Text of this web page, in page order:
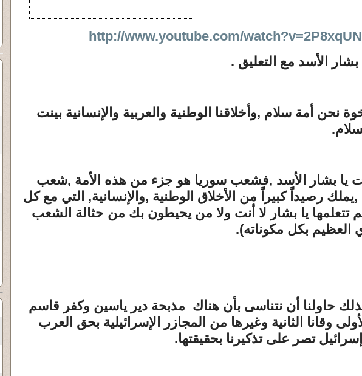
http://www.youtube.com/
الأسد مع التعليق .
نحن أمة سلام ,وأخلاقنا الوطنية والعربية والإنسانية بينت
يا بشار الأسد ,فشعب سوريا هو جزء من هذه الأمة ,شعب
رصيداً كبيراً من الأخلاق الوطنية ,والإنسانية, التي مع كل
تتعلمها يا بشار لا أنت ولا من يحيطون بك من حثالة الشعب
العظيم بكل مكوناته).
كذلك حاولنا أن نتناسى بأن هناك مذبحة دير ياسين وكفر قاسم
وقانا الثانية وغيرها من المجازر الإسرائيلية بحق العرب
تصر على تذكيرنا بحقيقتها.